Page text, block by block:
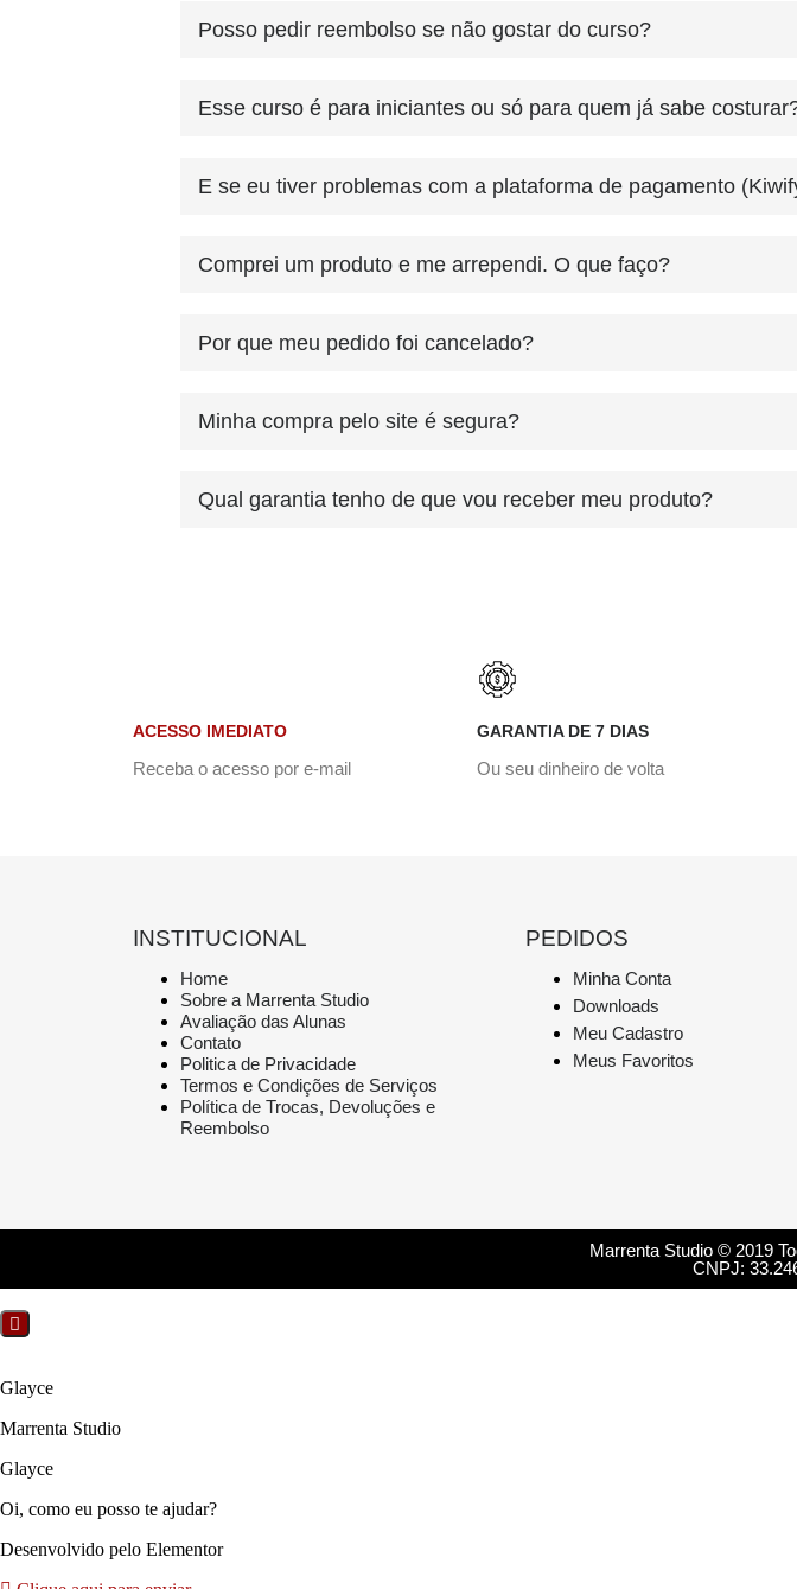
Posso pedir reembolso se não gostar do curso?
Esse curso é para iniciantes ou só para quem já sabe
E se eu tiver problemas com a plataforma de pagamento
Comprei um produto e me arrependi. O que faço?
Por que meu pedido foi cancelado?
Minha compra pelo site é segura?
Qual garantia tenho de que vou receber meu produto?
ACESSO IMEDIATO
Receba o acesso por e-mail
GARANTIA DE 7 DIAS
Ou seu dinheiro de volta
INSTITUCIONAL
Home
Sobre a Marrenta Studio
Avaliação das Alunas
Contato
Politica de Privacidade
Termos e Condições de Serviços
Política de Trocas, Devoluções e
Reembolso
PEDIDOS
Minha Conta
Downloads
Meu Cadastro
Meus Favoritos
Marrenta Studio © 2019
CNPJ:
Glayce
Marrenta Studio
Glayce
Oi, como eu posso te ajudar?
Desenvolvido pelo Elementor